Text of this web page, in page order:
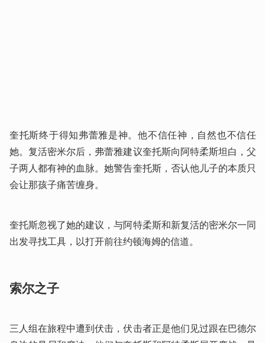
奎托斯终于得知弗蕾雅是神。他不信任神，自然也不信任
她。复活密米尔后，弗蕾雅建议奎托斯向阿特柔斯坦白，父
子两人都有神的血脉。她警告奎托斯，否认他儿子的本质只
会让那孩子痛苦缠身。
奎托斯忽视了她的建议，与阿特柔斯和新复活的密米尔一同
出发寻找工具，以打开前往约顿海姆的信道。
索尔之子
三人组在旅程中遭到伏击，伏击者正是他们见过跟在巴德尔